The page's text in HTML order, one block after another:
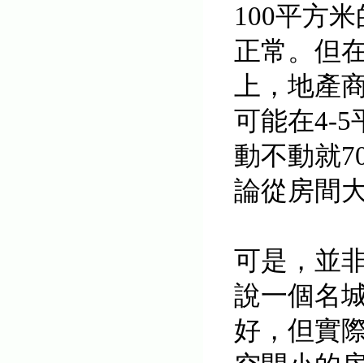
100平方
正常。但
上，地產
可能在4-5
動不動就
論從房間
可是，並
說一個名
好，但實